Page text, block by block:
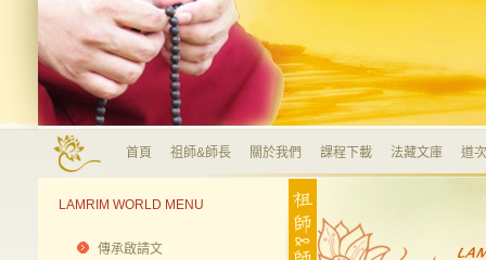
首頁 祖師&師長 關於我們 課程下載 法藏文庫 道
LAMRIM WORLD MENU
傳承啟請文